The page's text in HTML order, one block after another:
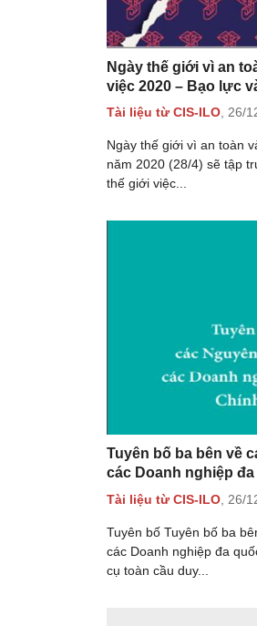
Ngày thế giới vì an
việc 2020 – Bạo lực
Tài liệu từ CIS-ILO, 26/
Ngày thế giới vì an toàn
năm 2020 (28/4) sẽ tập
thế giới việc...
Tuyên bố ba bên về
các Doanh nghiệp
Tài liệu từ CIS-ILO 26/
Tuyên bố Tuyên bố ba
các Doanh nghiệp đa
cụ toàn cầu duy...